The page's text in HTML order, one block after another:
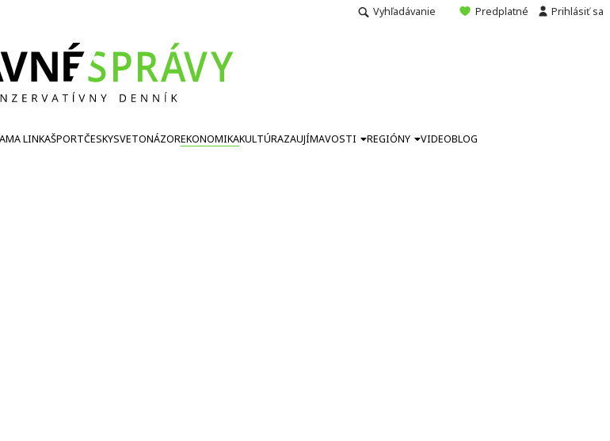
Vyhľadávanie Predplatné Prihlásiť sa
LINKAŠPORTČESKYSVETONÁZOREKONOMIKAKULTÚRAZAUJÍMAVOSTI REGIÓNY VIDEOBLOG